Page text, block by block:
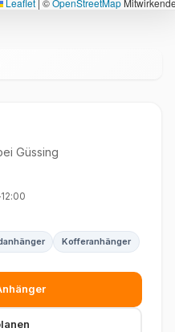
Güssing
Kofferanhänger